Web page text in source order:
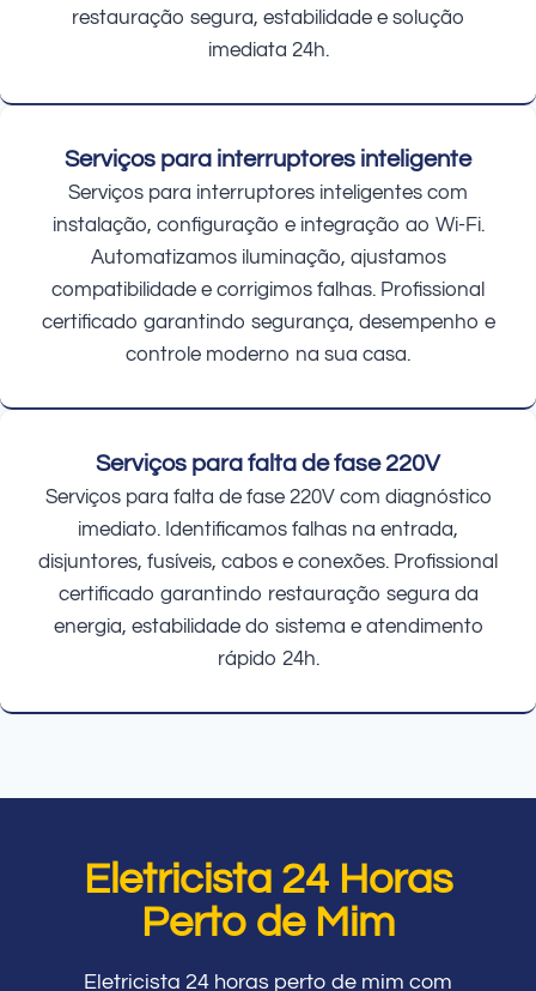
restauração segura, estabilidade e solução
imediata 24h.
Serviços para interruptores inteligente
Serviços para interruptores inteligentes com
instalação, configuração e integração ao Wi-Fi.
Automatizamos iluminação, ajustamos
compatibilidade e corrigimos falhas. Profissional
certificado garantindo segurança, desempenho e
controle moderno na sua casa.
Serviços para falta de fase 220V
Serviços para falta de fase 220V com diagnóstico
imediato. Identificamos falhas na entrada,
disjuntores, fusíveis, cabos e conexões. Profissional
certificado garantindo restauração segura da
energia, estabilidade do sistema e atendimento
rápido 24h.
Eletricista 24 Horas
Perto de Mim
Eletricista 24 horas perto de mim com